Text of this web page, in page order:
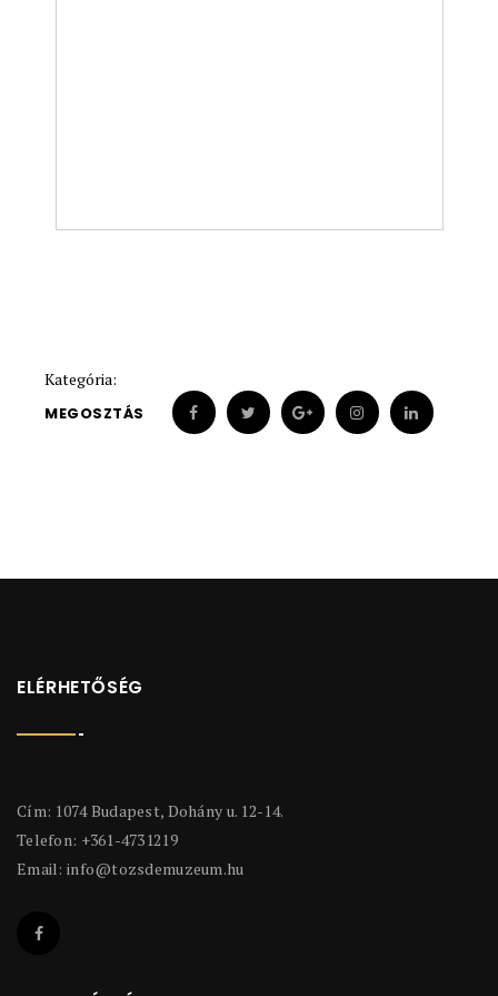
Kategória:
MEGOSZTÁS
ELÉRHETŐSÉG
Cím: 1074 Budapest, Dohány u. 12-14.
Telefon: +361-4731219
Email: info@tozsdemuzeum.hu